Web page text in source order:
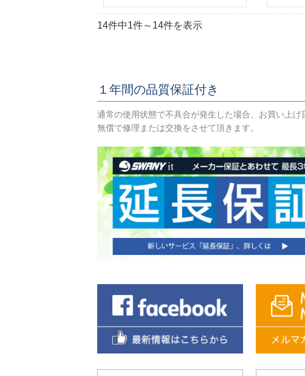
14件中1件～14件を表示
１年間の品質保証付き
通常の使用状態で不具合が発生した場合、お買い上げ
無償で修理または交換をさせて頂きます。